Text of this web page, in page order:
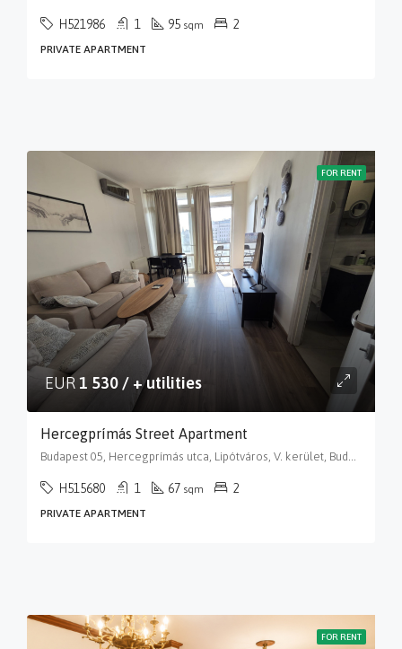
H521986 1 95 sqm 2
PRIVATE APARTMENT
FOR RENT
EUR1 530 / + utilities
Hercegprímás Street Apartment
Budapest 05, Hercegprímás utca, Lipótváros, V. kerület, Budapest, Közép-Magyarország, 1051, Magyarország
H515680 1 67 sqm 2
PRIVATE APARTMENT
FOR RENT